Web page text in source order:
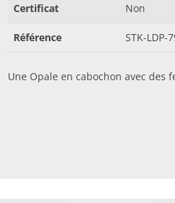
Certificat Non
Référence STK-LDP-
Une Opale en cabochon avec des